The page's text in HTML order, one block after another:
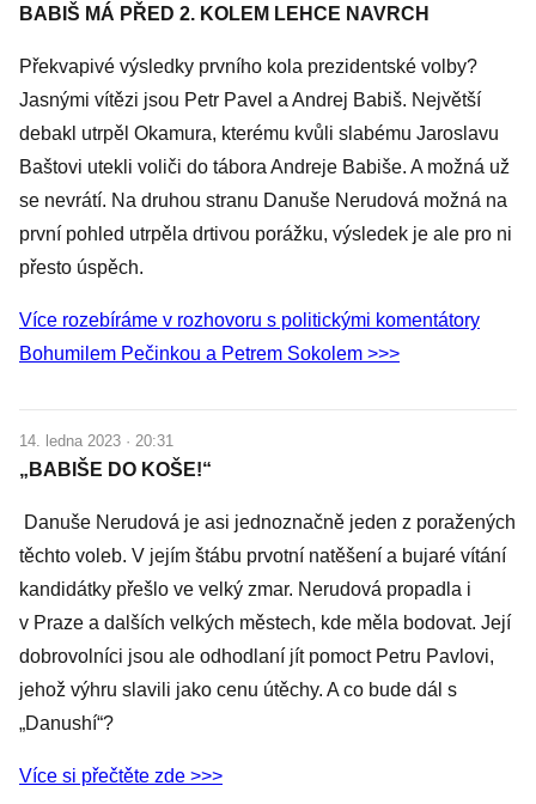
BABIŠ MÁ PŘED 2. KOLEM LEHCE NAVRCH
Překvapivé výsledky prvního kola prezidentské volby?
Jasnými vítězi jsou Petr Pavel a Andrej Babiš. Největší
debakl utrpěl Okamura, kterému kvůli slabému Jaroslavu
Baštovi utekli voliči do tábora Andreje Babiše. A možná už
se nevrátí. Na druhou stranu Danuše Nerudová možná na
první pohled utrpěla drtivou porážku, výsledek je ale pro ni
přesto úspěch.
Více rozebíráme v rozhovoru s politickými komentátory
Bohumilem Pečinkou a Petrem Sokolem >>>
14. ledna 2023 · 20:31
„BABIŠE DO KOŠE!“
Danuše Nerudová je asi jednoznačně jeden z poražených
těchto voleb. V jejím štábu prvotní natěšení a bujaré vítání
kandidátky přešlo ve velký zmar. Nerudová propadla i
v Praze a dalších velkých městech, kde měla bodovat. Její
dobrovolníci jsou ale odhodlaní jít pomoct Petru Pavlovi,
jehož výhru slavili jako cenu útěchy. A co bude dál s
„Danushí“?
Více si přečtěte zde >>>